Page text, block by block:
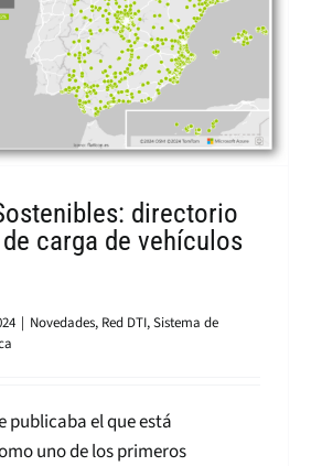
directorio
carga de vehículos
| Novedades, Red DTI,Sistema de
publicaba el que está
uno de los primeros